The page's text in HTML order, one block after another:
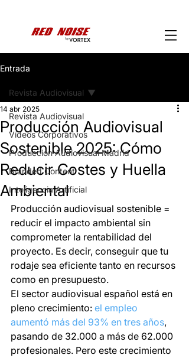
Entrada
Revista Audiovisual
Vídeos Corporativos
Producción Audiovisual Madrid
Branded Content
Inteligencia Artificial
Revista Audiovisual
Producción Audiovisual
Sostenible 2025: Cómo
Reducir Costes y Huella
Ambiental
14 abr 2025
Producción audiovisual sostenible =
reducir el impacto ambiental sin
comprometer la rentabilidad del
proyecto. Es decir, conseguir que tu
rodaje sea eficiente tanto en recursos
como en presupuesto.
El sector audiovisual español está en
pleno crecimiento: el empleo
aumentó más del 93% en tres años,
pasando de 32.000 a más de 62.000
profesionales. Pero este crecimiento